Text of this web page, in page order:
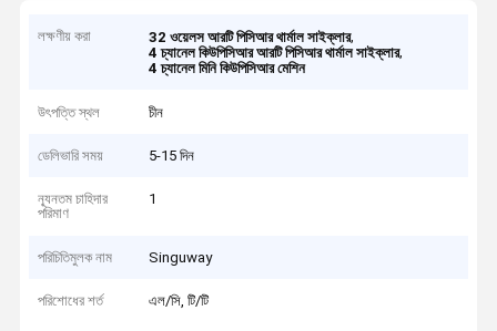
লক্ষণীয় করা 32 ওয়েলস আরটি পিসিআর থার্মাল সাইক্লার,
4 চ্যানেল কিউপিসিআর আরটি পিসিআর থার্মাল সাইক্লার,
4 চ্যানেল মিনি কিউপিসিআর মেশিন
উৎপত্তি স্থল চীন
ডেলিভারি সময় 5-15 দিন
ন্যূনতম চাহিদার
পরিমাণ
1
পরিচিতিমুলক নাম Singuway
পরিশোধের শর্ত এল/সি, টি/টি